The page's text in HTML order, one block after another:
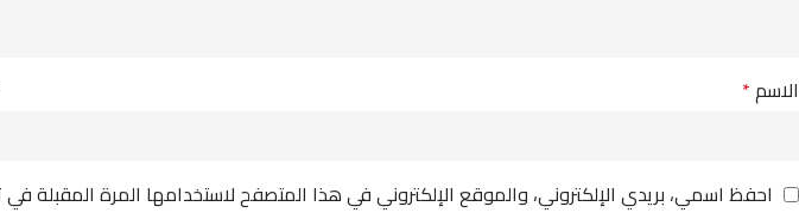
الاسم*
احفظ اسمي، بريدي الإلكتروني، والموقع الإلكتروني في هذا المتصفح لاستخدامها المرة المقبلة